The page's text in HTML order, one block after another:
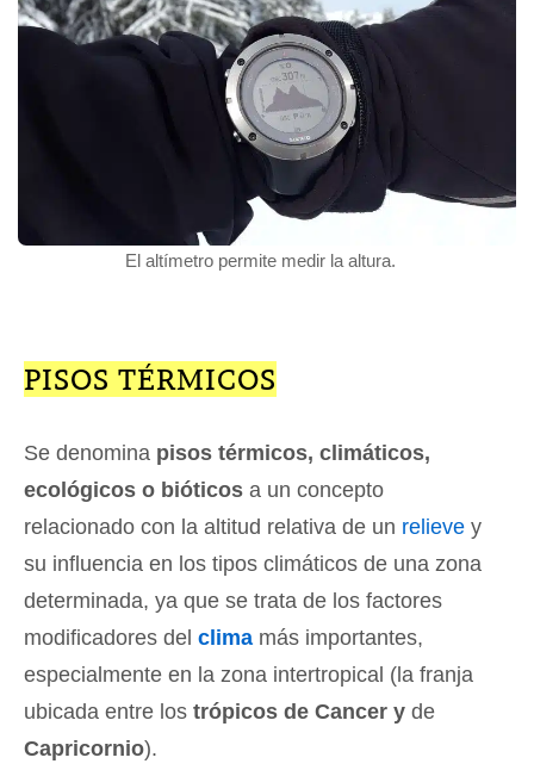
El altímetro permite medir la altura.
PISOS TÉRMICOS
Se denomina pisos térmicos, climáticos,
ecológicos o bióticos a un concepto
relacionado con la altitud relativa de un relieve y
su influencia en los tipos climáticos de una zona
determinada, ya que se trata de los factores
modificadores del clima más importantes,
especialmente en la zona intertropical (la franja
ubicada entre los trópicos de Cancer y de
Capricornio).